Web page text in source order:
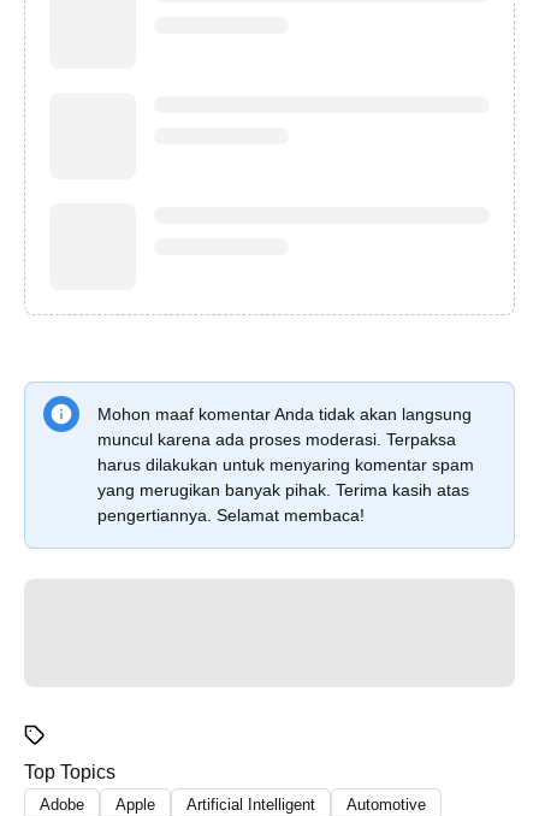
Mohon maaf komentar Anda tidak akan langsung
muncul karena ada proses moderasi. Terpaksa
harus dilakukan untuk menyaring komentar spam
yang merugikan banyak pihak. Terima kasih atas
pengertiannya. Selamat membaca!
Top Topics
Adobe Apple Artificial Intelligent
Automotive